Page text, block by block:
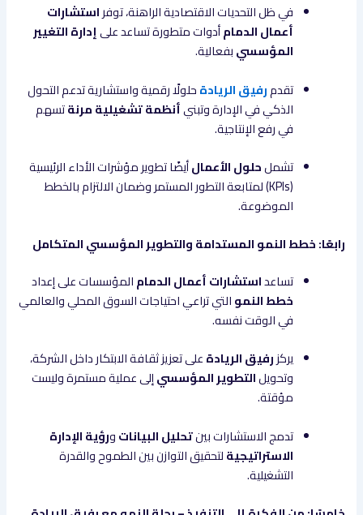
في ظل التحديات الاقتصادية الراهنة، توفراستشارات
أعمال الدمامأدوات متطورة تساعد علىإدارة التغيير
المؤسسيبفعالية.
تقدمرفيق الريادةحلولًا رقمية واستشارية تدعم التحول
الذكي في الإدارة وتبنيأنظمة تشغيلية مرنةتسهم
في رفع الإنتاجية.
تشملحلول الأعمالأيضًا تطوير مؤشرات الأداء الرئيسية
(KPIs) لمتابعة التطور المستمر وضمان الالتزام بالخطط
الموضوعة.
رابعًا: خطط النمو المستدامة والتطوير المؤسسي المتكامل
تساعداستشارات أعمال الدمامالمؤسسات على إعداد
خطط النموالتي تراعي احتياجات السوق المحلي والعالمي
في الوقت نفسه.
يركزرفيق الريادةعلى تعزيز ثقافة الابتكار داخل الشركة،
وتحويلالتطوير المؤسسيإلى عملية مستمرة وليست
مؤقتة.
تدمج الاستشارات بينتحليل البياناتورؤية الإدارة
الاستراتيجيةلتحقيق التوازن بين الطموح والقدرة
التشغيلية.